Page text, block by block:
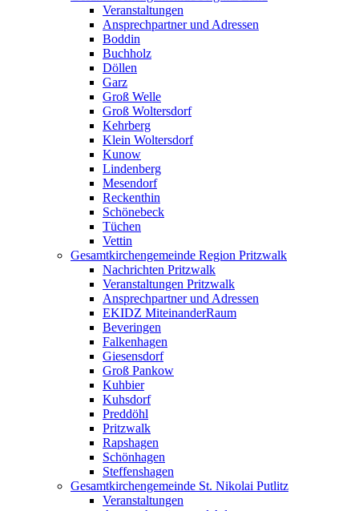
Veranstaltungen
Ansprechpartner und Adressen
Boddin
Buchholz
Döllen
Garz
Groß Welle
Groß Woltersdorf
Kehrberg
Klein Woltersdorf
Kunow
Lindenberg
Mesendorf
Reckenthin
Schönebeck
Tüchen
Vettin
Gesamtkirchengemeinde Region Pritzwalk
Nachrichten Pritzwalk
Veranstaltungen Pritzwalk
Ansprechpartner und Adressen
EKIDZ MiteinanderRaum
Beveringen
Falkenhagen
Giesensdorf
Groß Pankow
Kuhbier
Kuhsdorf
Preddöhl
Pritzwalk
Rapshagen
Schönhagen
Steffenshagen
Gesamtkirchengemeinde St. Nikolai Putlitz
Veranstaltungen